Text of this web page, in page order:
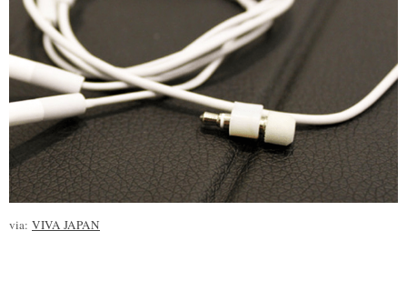
via: VIVA JAPAN